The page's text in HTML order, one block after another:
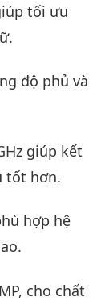
tối ưu
độ phủ và
giúp kết
tốt hơn.
hợp hệ
cho chất